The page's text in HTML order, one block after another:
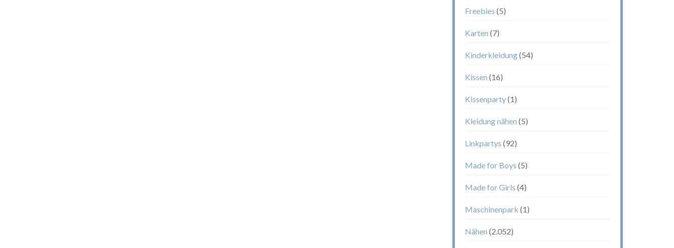
Freebies (5)
Karten (7)
Kinderkleidung(54)
Kissen (16)
Kissenparty(1)
Kleidung nähen (5)
Linkpartys (92)
Made for Boys (5)
Made for Girls (4)
Maschinenpark (1)
Nähen (2.052)